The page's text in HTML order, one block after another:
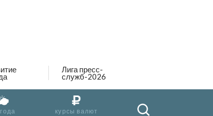
Лига пресс-
служб-2026
курсы валют